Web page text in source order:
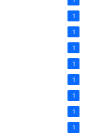
1
1
1
1
1
1
1
1